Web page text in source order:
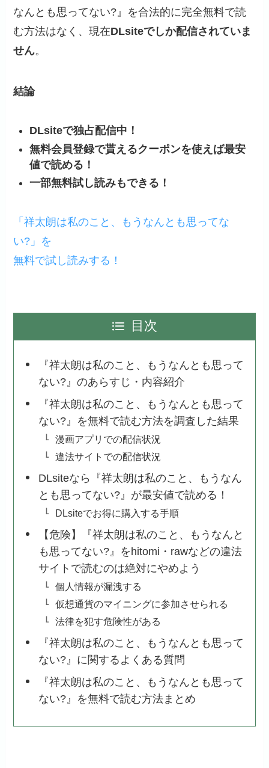
なんとも思ってない?』を合法的に完全無料で読
む方法はなく、現在DLsiteでしか配信されていま
せん。
結論
DLsiteで独占配信中！
無料会員登録で貰えるクーポンを使えば最安
値で読める！
一部無料試し読みもできる！
「祥太朗は私のこと、もうなんとも思ってな
い?」を
無料で試し読みする！
目次
『祥太朗は私のこと、もうなんとも思って
ない?』のあらすじ・内容紹介
『祥太朗は私のこと、もうなんとも思って
ない?』を無料で読む方法を調査した結果
漫画アプリでの配信状況
違法サイトでの配信状況
DLsiteなら『祥太朗は私のこと、もうなん
とも思ってない?』が最安値で読める！
DLsiteでお得に購入する手順
【危険】『祥太朗は私のこと、もうなんと
も思ってない?』をhitomi・rawなどの違法
サイトで読むのは絶対にやめよう
個人情報が漏洩する
仮想通貨のマイニングに参加させられる
法律を犯す危険性がある
『祥太朗は私のこと、もうなんとも思って
ない?』に関するよくある質問
『祥太朗は私のこと、もうなんとも思って
ない?』を無料で読む方法まとめ